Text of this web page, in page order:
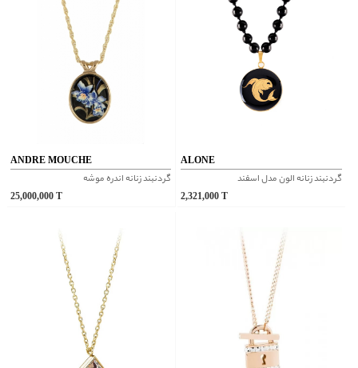
ANDRE MOUCHE
گردنبند زنانه اندره موشه
25,000,000
ALONE
گردنبند زنانه الون مدل اسفند
2,321,000